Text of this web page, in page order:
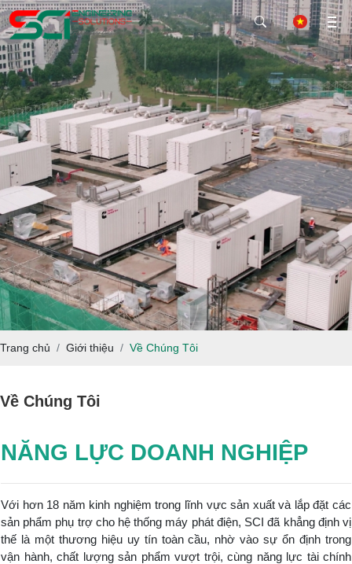
Trang chủ Giới thiệu Về Chúng Tôi
Về Chúng Tôi
NĂNG LỰC DOANH NGHIỆP
Với hơn 18 năm kinh nghiệm trong lĩnh vực sản xuất và lắp đặt các
sản phẩm phụ trợ cho hệ thống máy phát điện, SCI đã khẳng định vị
thế là một thương hiệu uy tín toàn cầu, nhờ vào sự ổn định trong
vận hành, chất lượng sản phẩm vượt trội, cùng năng lực tài chính